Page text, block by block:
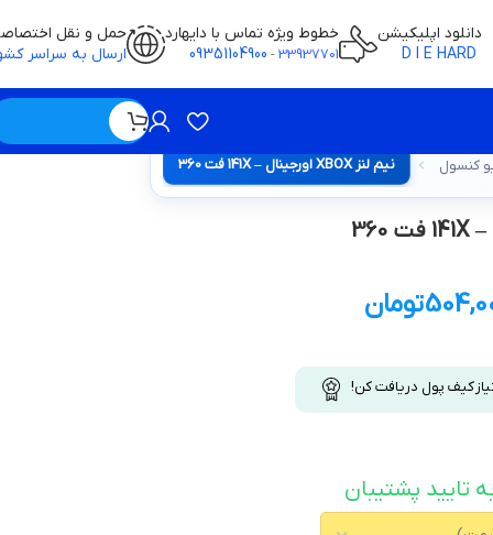
دانلود اپلیکیشن
خطوط ویژه تماس با دایهارد
33937701
-
09351104900
حمل و نقل
ارسال به سراسر
کنسول نيم لنز XBOX اورجینال – 141X فت 360
تومان
کیف پول دریافت کن!
تایید پشتیبان